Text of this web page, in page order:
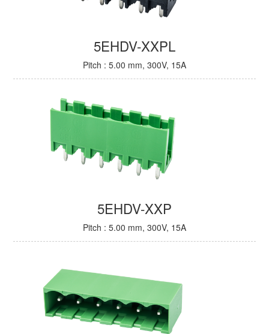
5EHDV-XXPL
Pitch : 5.00 mm, 300V, 15A
5EHDV-XXP
Pitch : 5.00 mm, 300V, 15A